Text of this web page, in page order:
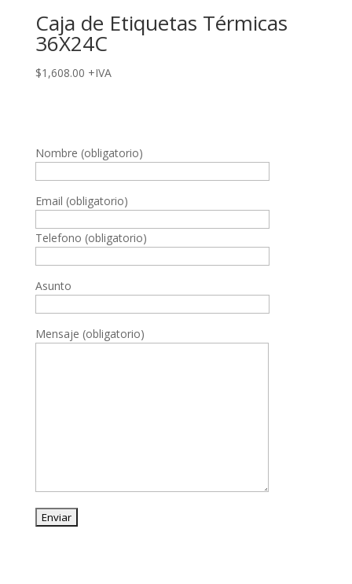
Caja de Etiquetas Térmicas
36X24C
$1,608.00 +IVA
Nombre (obligatorio)
Email (obligatorio)
Telefono (obligatorio)
Asunto
Mensaje (obligatorio)